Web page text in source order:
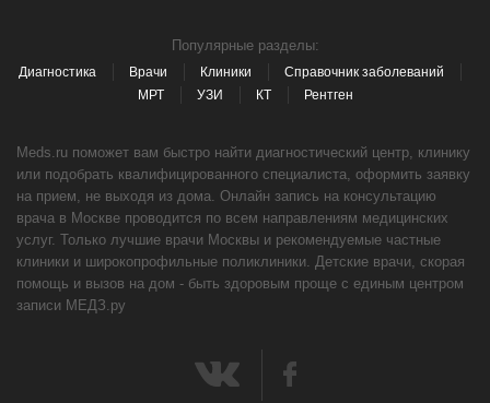
Популярные разделы:
Диагностика Врачи Клиники
Справочник заболеваний
МРТ
УЗИ КТ Рентген
Meds.ru поможет вам быстро найти диагностический центр, клинику
или подобрать квалифицированного специалиста, оформить заявку
на прием, не выходя из дома. Онлайн запись на консультацию
врача в Москве проводится по всем направлениям медицинских
услуг. Только лучшие врачи Москвы и рекомендуемые частные
клиники и широкопрофильные поликлиники. Детские врачи, скорая
помощь и вызов на дом - быть здоровым проще с единым центром
записи МЕДЗ.ру